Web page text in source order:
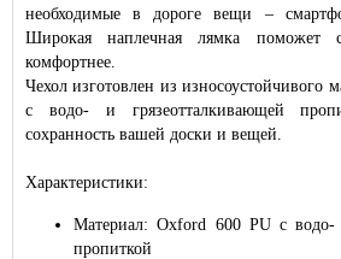
необходимые в дороге вещи –
Широкая наплечная лямка поможет
комфортнее.
Чехол изготовлен из износоустойчивого
с водо- и грязеотталкивающей
сохранность вашей доски и вещей.
Характеристики:
Материал: Oxford 600 PU с водо-
пропиткой